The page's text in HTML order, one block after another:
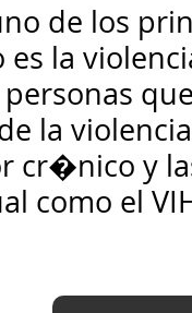
de los
la
la
cr�nico y
como el